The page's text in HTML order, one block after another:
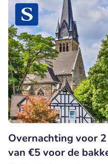
Overnachting voor
van €5 voor de